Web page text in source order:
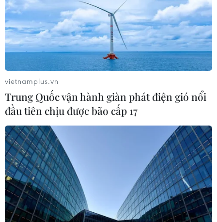
06/08/2026 09:06
Đồng Nai yêu cầu đẩy nhanh tiến độ
dự án kết nối vùng, sân bay Long
06/08/2026 09:05
Toàn cảnh vụ sai phạm điểm
thi trường THPT chuyên Tuyên
Quang
06/08/2026 09:04
Cầu Đắk Lung sập sau cú
tông của xe tải cẩu, 2 người thoát
chết
vietnamplus.vn
Trung Quốc vận hành giàn phát điện gió nổi
đầu tiên chịu được bão cấp 17